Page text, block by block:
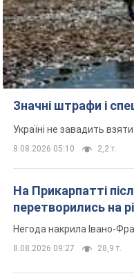
Значні штрафи і
Україні не завадить
8.08.2026 05:10 2,2 т.
На Прикарпатті
перетворились на
Негода накрила Івано-
8.08.2026 09:27 28,9 т.